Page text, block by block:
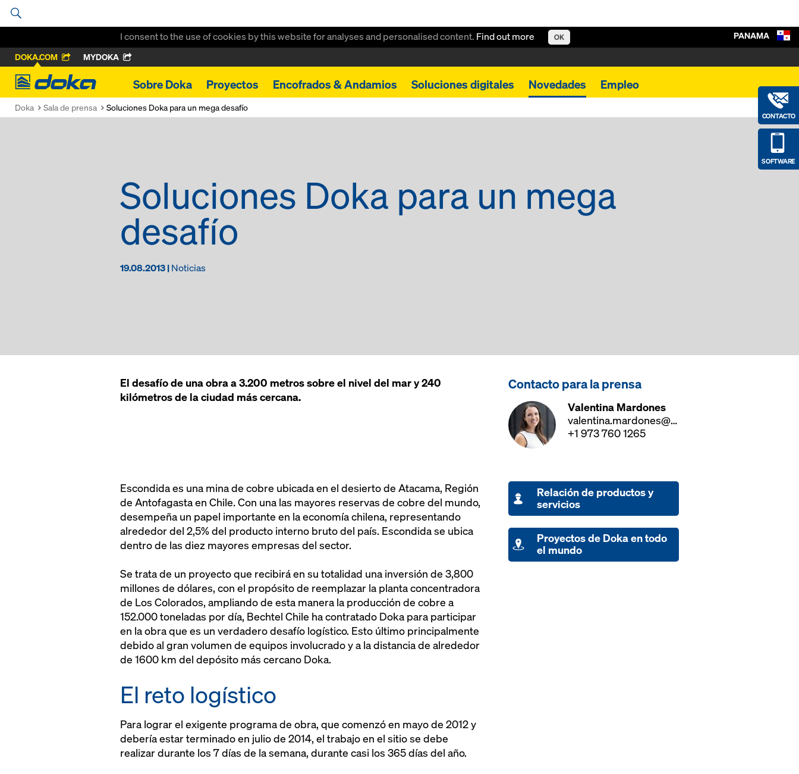
I consent to the use of cookies by this website for analyses and personalised content. Find out more OK
DOKA.COM MYDOKA
Doka
Sobre Doka Proyectos Encofrados & Andamios Soluciones digitales Novedades Empleo
CONTACTO
SOFTWARE
PANAMA
Doka Sala de prensa Soluciones Doka para un mega desafío
Soluciones Doka para un mega
desafío
19.08.2013 |Noticias
El desafío de una obra a 3.200 metros sobre el nivel del mar y 240
kilómetros de la ciudad más cercana.
Contacto para la prensa
Valentina Mardones
valentina.mardones@doka.com
+1 973 760 1265
Escondida es una mina de cobre ubicada en el desierto de Atacama, Región
de Antofagasta en Chile. Con una las mayores reservas de cobre del mundo,
desempeña un papel importante en la economía chilena, representando
alrededor del 2,5% del producto interno bruto del país. Escondida se ubica
dentro de las diez mayores empresas del sector.
Se trata de un proyecto que recibirá en su totalidad una inversión de 3,800
millones de dólares, con el propósito de reemplazar la planta concentradora
de Los Colorados, ampliando de esta manera la producción de cobre a
152.000 toneladas por día, Bechtel Chile ha contratado Doka para participar
en la obra que es un verdadero desafío logístico. Esto último principalmente
debido al gran volumen de equipos involucrado y a la distancia de alrededor
de 1600 km del depósito más cercano Doka.
El reto logístico
Para lograr el exigente programa de obra, que comenzó en mayo de 2012 y
debería estar terminado en julio de 2014, el trabajo en el sitio se debe
realizar durante los 7 días de la semana, durante casi los 365 días del año.
Relación de productos y
servicios
Proyectos de Doka en todo
el mundo